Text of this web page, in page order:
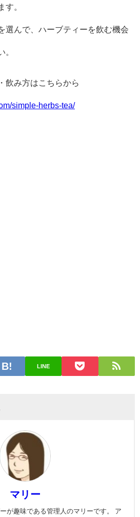
す。
選んで、ハーブティーを飲む機会
。
飲み方はこちらから
simple-herbs-tea/
LINE
マリー
が趣味である管理人のマリーです。 ア